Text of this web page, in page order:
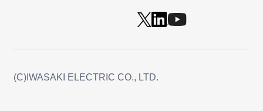
(C)IWASAKI ELECTRIC CO., LTD.